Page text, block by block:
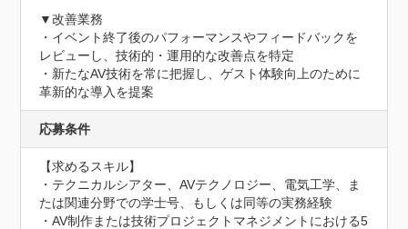
▼改善業務
・イベント終了後のパフォーマンスやフィードバックを
レビューし、技術的・運用的な改善点を特定
・新たなAV技術を常に把握し、ゲスト体験向上のために
革新的な導入を提案
応募条件
【求めるスキル】
・テクニカルシアター、AVテクノロジー、電気工学、ま
たは関連分野での学士号、もしくは同等の実務経験
・AV制作または技術プロジェクトマネジメントにおける5